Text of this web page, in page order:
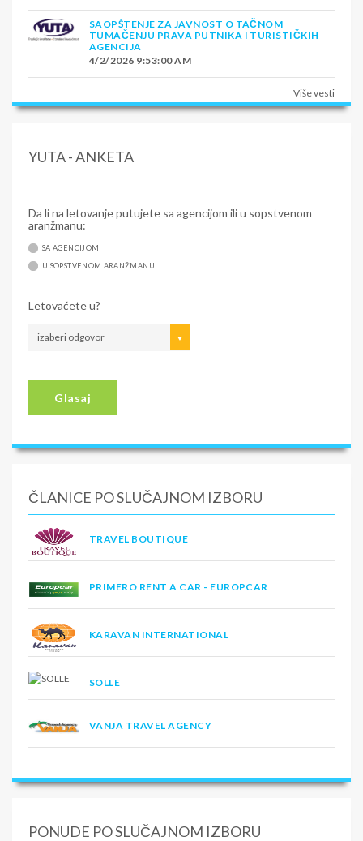
SAOPŠTENJE ZA JAVNOST O TAČNOM
TUMAČENJU PRAVA PUTNIKA I TURISTIČKIH
AGENCIJA
4/2/2026 9:53:00 AM
Više vesti
YUTA - ANKETA
Da li na letovanje putujete sa agencijom ili u sopstvenom
aranžmanu:
SA AGENCIJOM
U SOPSTVENOM ARANŽMANU
Letovaćete u?
izaberi odgovor
Glasaj
ČLANICE PO SLUČAJNOM IZBORU
TRAVEL BOUTIQUE
PRIMERO RENT A CAR - EUROPCAR
KARAVAN INTERNATIONAL
SOLLE
VANJA TRAVEL AGENCY
PONUDE PO SLUČAJNOM IZBORU